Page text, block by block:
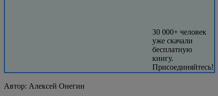
30 000+ человек
уже скачали
бесплатную
книгу.
Присоединяйтесь!
Автор: Алексей Онегин